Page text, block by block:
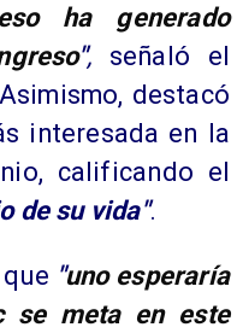
ha generado
", señaló el
destacó
interesada en la
calificando el
de su vida".
"uno esperaría
se meta en este